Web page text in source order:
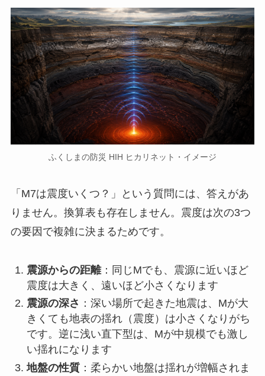
ふくしまの防災 HIH ヒカリネット・イメージ
「M7は震度いくつ？」という質問には、答えがあ
りません。換算表も存在しません。震度は次の3つ
の要因で複雑に決まるためです。
震源からの距離：同じMでも、震源に近いほど
震度は大きく、遠いほど小さくなります
震源の深さ ：深い場所で起きた地震は、Mが大
きくても地表の揺れ（震度）は小さくなりがち
です。逆に浅い直下型は、Mが中規模でも激し
い揺れになります
地盤の性質：柔らかい地盤は揺れが増幅されま